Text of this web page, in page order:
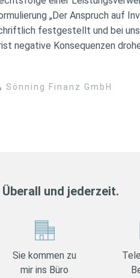
„Der Anspruch auf
festgestellt und bei uns
negative Konsequenzen
Sönning Finanz GmbH
und jederzeit.
Sie kommen zu
mir ins Büro